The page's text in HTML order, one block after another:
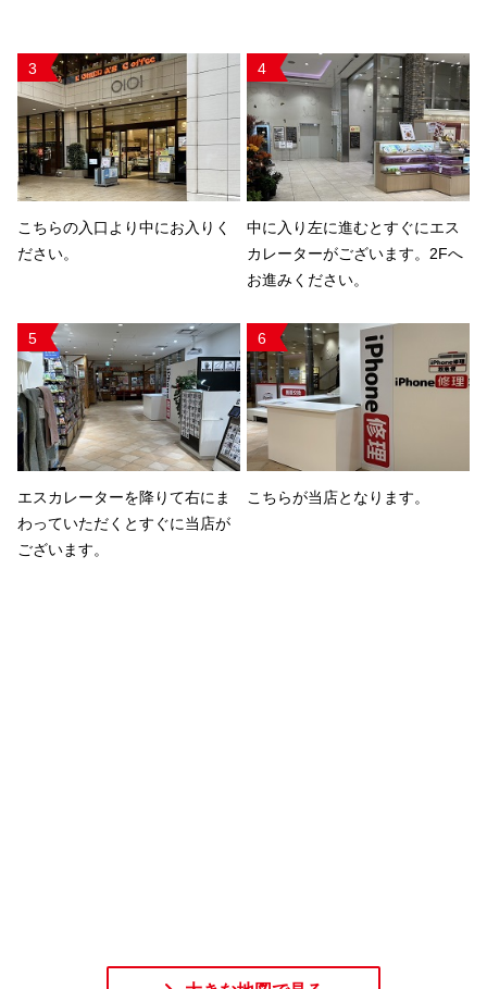
3
こちらの入口より中にお入りく
ださい。
4
中に入り左に進むとすぐにエス
カレーターがございます。2Fへ
お進みください。
5
エスカレーターを降りて右にま
わっていただくとすぐに当店が
ございます。
6
こちらが当店となります。